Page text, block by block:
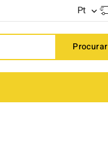
Pt 
Procurar